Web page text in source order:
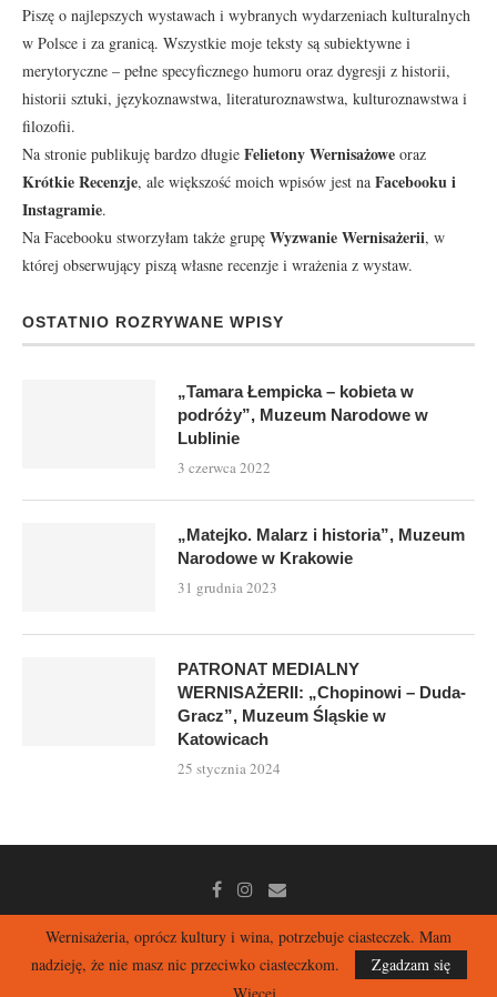
Piszę o najlepszych wystawach i wybranych wydarzeniach kulturalnych
w Polsce i za granicą. Wszystkie moje teksty są subiektywne i
merytoryczne – pełne specyficznego humoru oraz dygresji z historii,
historii sztuki, językoznawstwa, literaturoznawstwa, kulturoznawstwa i
filozofii.
Na stronie publikuję bardzo długie Felietony Wernisażowe oraz
Krótkie Recenzje, ale większość moich wpisów jest na Facebookui
Instagramie.
Na Facebooku stworzyłam także grupę Wyzwanie Wernisażerii, w
której obserwujący piszą własne recenzje i wrażenia z wystaw.
OSTATNIO ROZRYWANE WPISY
„Tamara Łempicka – kobieta w
podróży”, Muzeum Narodowe w
Lublinie
3 czerwca 2022
„Matejko. Malarz i historia”, Muzeum
Narodowe w Krakowie
31 grudnia 2023
PATRONAT MEDIALNY
WERNISAŻERII: „Chopinowi – Duda-
Gracz”, Muzeum Śląskie w
Katowicach
25 stycznia 2024
2026 | Wernisażeria – selekcja · sztuka · luksus kultury
Największy w Polsce blog o sztuce – recenzje wystaw i książek.
Wernisażeria, oprócz kultury i wina, potrzebuje ciasteczek. Mam
nadzieję, że nie masz nic przeciwko ciasteczkom.
Zgadzam się